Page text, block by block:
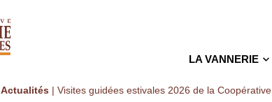
LA VANNERIE
Actualités| Visites guidées estivales 2026 de la Coopérative